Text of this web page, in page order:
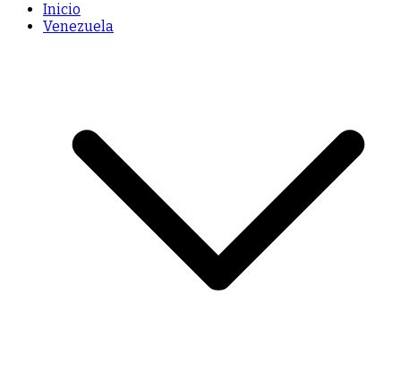
Inicio
Venezuela